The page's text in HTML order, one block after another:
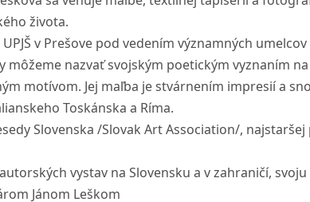
života.
v Prešove pod vedením významných
nazvať svojským poetickým vyznaním
motívom. Jej maľba je stvárnením impresií a
Toskánska a Ríma.
Slovenska /Slovak Art Association/,
vystav na Slovensku a v zahraničí,
Jánom Leškom